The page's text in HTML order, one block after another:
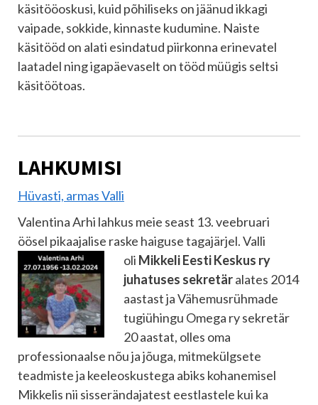
käsitööoskusi, kuid põhiliseks on jäänud ikkagi
vaipade, sokkide, kinnaste kudumine. Naiste
käsitööd on alati esindatud piirkonna erinevatel
laatadel ning igapäevaselt on tööd müügis seltsi
käsitöötoas.
LAHKUMISI
Hüvasti, armas Valli
Valentina Arhi lahkus meie seast 13. veebruari
öösel pikaajalise raske haiguse tagajärjel. Valli
oli Mikkeli Eesti Keskus ry
juhatuses sekretäralates 2014
aastast ja Vähemusrühmade
tugiühingu Omega ry sekretär
20 aastat, olles oma
professionaalse nõu ja jõuga, mitmekülgsete
teadmiste ja keeleoskustega abiks kohanemisel
Mikkelis nii sisserändajatest eestlastele kui ka